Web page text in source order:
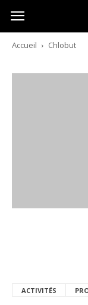
Australia-
australie.com
Accueil Chlobut
ACTIVITÉS